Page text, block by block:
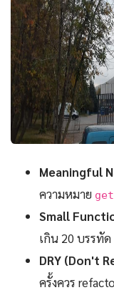
Meaningful
ความหมาย
Small
เกิน 20 บรรทัด
DRY (Don't
ครั้งควร